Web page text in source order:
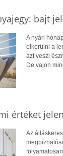
bajt
A nyári
elkerülni a
azt veszi
De vajon
értéket
Az